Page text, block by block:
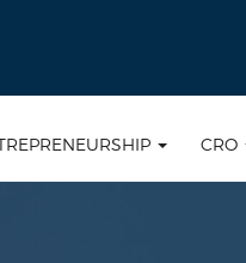
CRO